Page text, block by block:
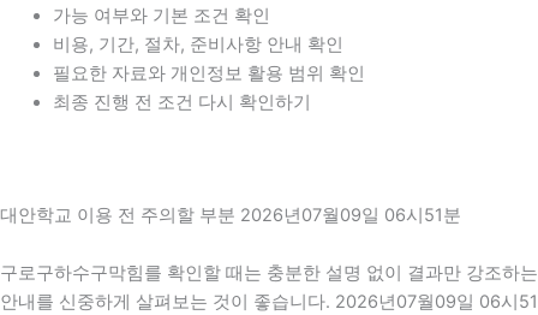
가능 여부와 기본 조건 확인
비용, 기간, 절차, 준비사항 안내 확인
필요한 자료와 개인정보 활용 범위 확인
최종 진행 전 조건 다시 확인하기
대안학교 이용 전 주의할 부분 2026년07월09일 06시51분
구로구하수구막힘를 확인할 때는 충분한 설명 없이 결과만 강조하는
안내를 신중하게 살펴보는 것이 좋습니다. 2026년07월09일 06시51